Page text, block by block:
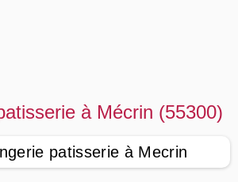
à Mécrin (55300)
patisserie à Mecrin